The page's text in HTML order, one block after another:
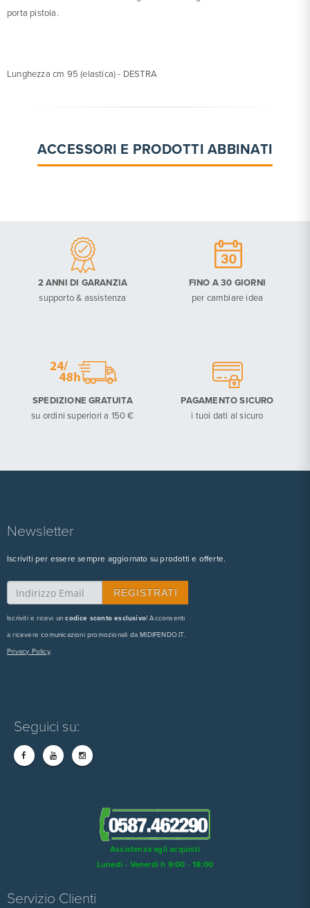
porta pistola.
Lunghezza cm 95 (elastica) - DESTRA
ACCESSORI E PRODOTTI ABBINATI
2 ANNI DI GARANZIA
supporto & assistenza
FINO A 30 GIORNI
per cambiare idea
SPEDIZIONE GRATUITA
su ordini superiori a 150 €
PAGAMENTO SICURO
i tuoi dati al sicuro
Newsletter
Iscriviti per essere sempre aggiornato su prodotti e offerte.
Iscriviti e ricevi uncodice sconto esclusivo! Acconsenti
a ricevere comunicazioni promozionali da MIDIFENDO.IT.
Privacy Policy.
Seguici su:
Assistenza agli acquisti
Lunedi - Venerdi h 9:00 - 18:00
Servizio Clienti